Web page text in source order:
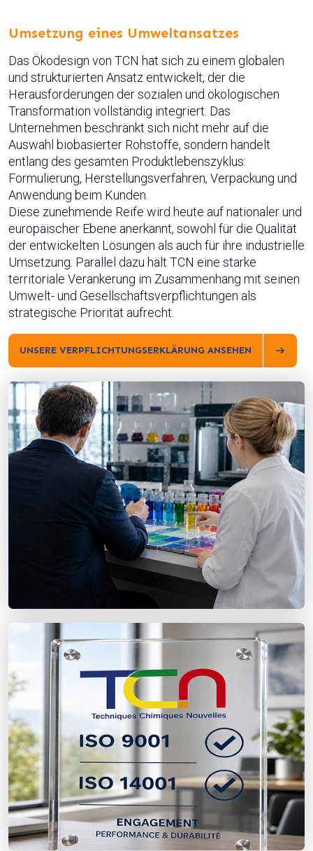
Umsetzung eines Umweltansatzes
Das Ökodesign von TCN hat sich zu einem globalen
und strukturierten Ansatz entwickelt, der die
Herausforderungen der sozialen und ökologischen
Transformation vollständig integriert. Das
Unternehmen beschränkt sich nicht mehr auf die
Auswahl biobasierter Rohstoffe, sondern handelt
entlang des gesamten Produktlebenszyklus:
Formulierung, Herstellungsverfahren, Verpackung und
Anwendung beim Kunden.
Diese zunehmende Reife wird heute auf nationaler und
europäischer Ebene anerkannt, sowohl für die Qualität
der entwickelten Lösungen als auch für ihre industrielle
Umsetzung. Parallel dazu hält TCN eine starke
territoriale Verankerung im Zusammenhang mit seinen
Umwelt- und Gesellschaftsverpflichtungen als
strategische Priorität aufrecht.
UNSERE VERPFLICHTUNGSERKLÄRUNG ANSEHEN